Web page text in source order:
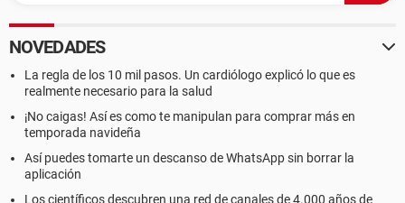
NOVEDADES
La regla de los 10 mil pasos. Un cardiólogo explicó lo que es
realmente necesario para la salud
¡No caigas! Así es como te manipulan para comprar más en
temporada navideña
Así puedes tomarte un descanso de WhatsApp sin borrar la
aplicación
Los científicos descubren una red de canales de 4.000 años de